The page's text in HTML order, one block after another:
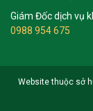
Giám Đốc dịch vụ
0988 954 675
Website thuộc sở